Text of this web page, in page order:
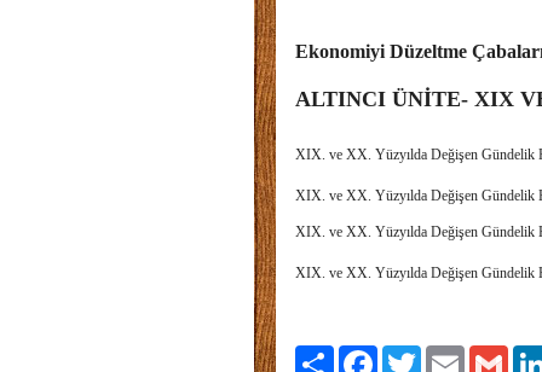
Ekonomiyi Düzeltme
ALTINCI ÜNİTE- XIX
XIX. ve XX. Yüzyılda Değişen
XIX. ve XX. Yüzyılda Değişen
XIX. ve XX. Yüzyılda Değişen
XIX. ve XX. Yüzyılda Değişen
Paylaş FacebookTwitter Email Gmail